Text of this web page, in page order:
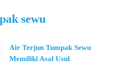
sewu
Air Terjun Tumpak Sewu
Memiliki Asal Usul